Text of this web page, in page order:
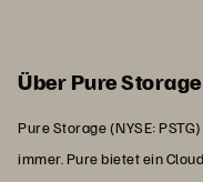
Über Pure Storage
Pure Storage (NYSE:
immer. Pure bietet ein